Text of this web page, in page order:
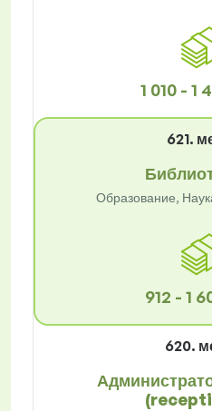
1 010 - 1
621.
Образование,
912 - 1
620.